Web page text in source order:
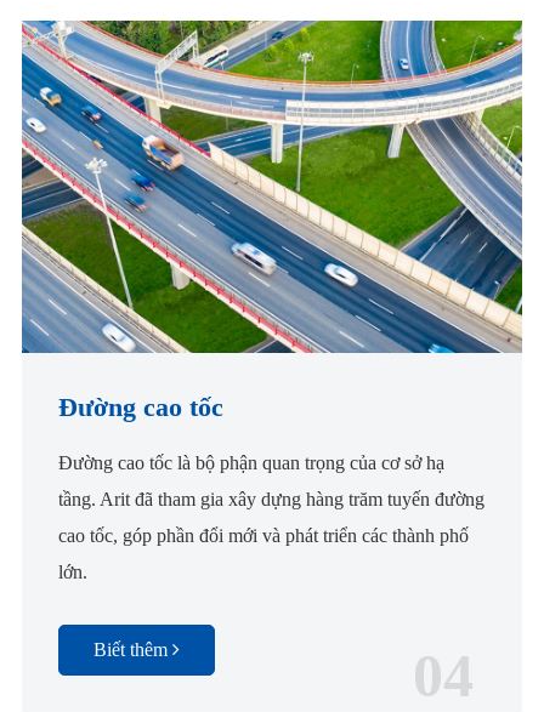
Đường cao tốc
Đường cao tốc là bộ phận quan trọng của cơ sở hạ
tầng. Arit đã tham gia xây dựng hàng trăm tuyến đường
cao tốc, góp phần đổi mới và phát triển các thành phố
lớn.
Biết thêm 04